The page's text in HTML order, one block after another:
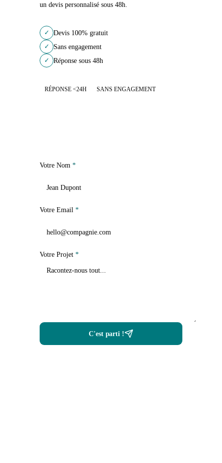
un devis personnalisé sous 48h.
✓ Devis 100% gratuit
✓ Sans engagement
✓ Réponse sous 48h
RÉPONSE <24H SANS ENGAGEMENT
Votre Nom *
Votre Email *
Votre Projet *
C'est parti !